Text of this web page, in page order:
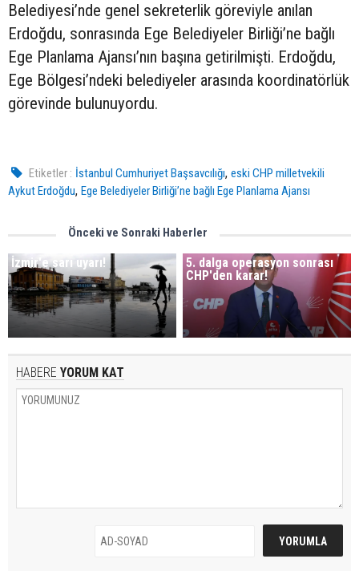
Belediyesi’nde genel sekreterlik göreviyle anılan
Erdoğdu, sonrasında Ege Belediyeler Birliği’ne bağlı
Ege Planlama Ajansı’nın başına getirilmişti. Erdoğdu,
Ege Bölgesi’ndeki belediyeler arasında koordinatörlük
görevinde bulunuyordu.
Etiketler : İstanbul Cumhuriyet Başsavcılığı,eski CHP milletvekili
Aykut Erdoğdu, Ege Belediyeler Birliği’ne bağlı Ege Planlama Ajansı
Önceki ve Sonraki Haberler
İzmir'e sarı uyarı!
5. dalga operasyon sonrası
CHP'den karar!
HABERE YORUM KAT